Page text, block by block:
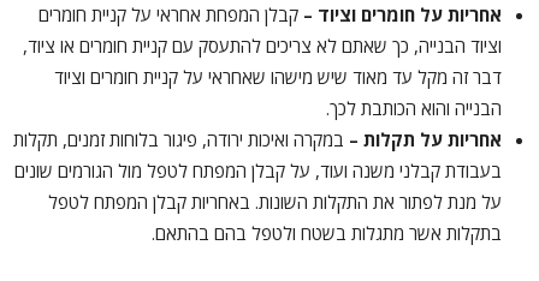
אחריות על חומרים וציוד – קבלן המפחת אחראי על קניית חומרים
וציוד הבנייה, כך שאתם לא צריכים להתעסק עם קניית חומרים או ציוד,
דבר זה מקל עד מאוד שיש מישהו שאחראי על קניית חומרים וציוד
הבנייה והוא הכותבת לכך.
אחריות על תקלות – במקרה ואיכות ירודה, פיגור בלוחות זמנים, תקלות
בעבודת קבלני משנה ועוד, על קבלן המפתח לטפל מול הגורמים שונים
על מנת לפתור את התקלות השונות. באחריות קבלן המפתח לטפל
בתקלות אשר מתגלות בשטח ולטפל בהם בהתאם.